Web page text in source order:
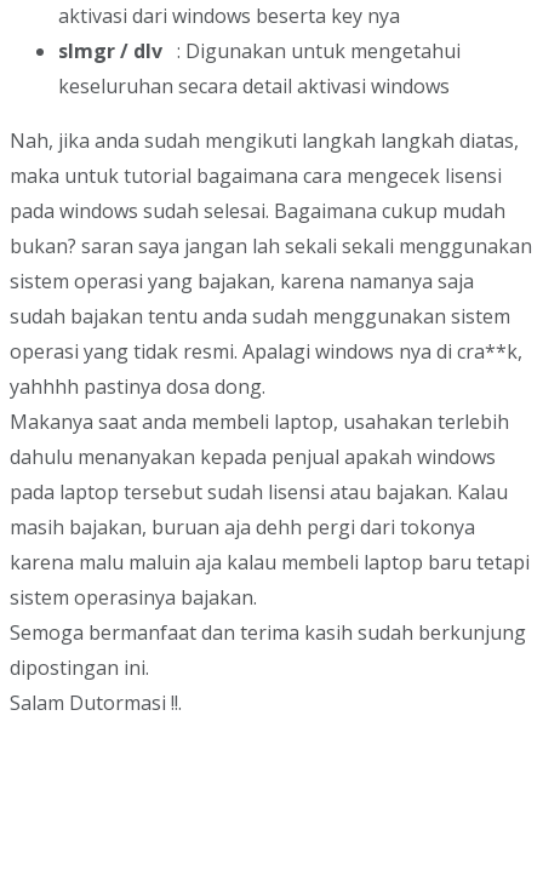
aktivasi dari windows beserta key nya
slmgr / dlv : Digunakan untuk mengetahui
keseluruhan secara detail aktivasi windows
Nah, jika anda sudah mengikuti langkah langkah diatas,
maka untuk tutorial bagaimana cara mengecek lisensi
pada windows sudah selesai. Bagaimana cukup mudah
bukan? saran saya jangan lah sekali sekali menggunakan
sistem operasi yang bajakan, karena namanya saja
sudah bajakan tentu anda sudah menggunakan sistem
operasi yang tidak resmi. Apalagi windows nya di cra**k,
yahhhh pastinya dosa dong.
Makanya saat anda membeli laptop, usahakan terlebih
dahulu menanyakan kepada penjual apakah windows
pada laptop tersebut sudah lisensi atau bajakan. Kalau
masih bajakan, buruan aja dehh pergi dari tokonya
karena malu maluin aja kalau membeli laptop baru tetapi
sistem operasinya bajakan.
Semoga bermanfaat dan terima kasih sudah berkunjung
dipostingan ini.
Salam Dutormasi !!.